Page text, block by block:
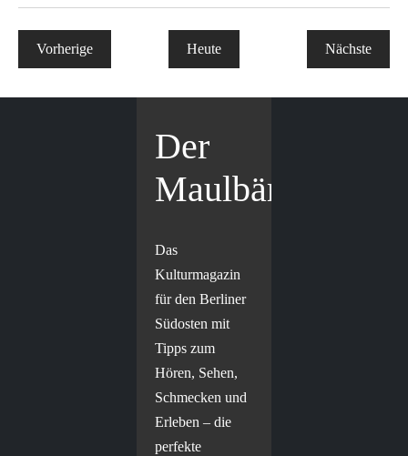
wählen.
Vorherige
Veranstaltungen
Heute
Nächste
Der
Maulbär
Das
Kulturmagazin
für den Berliner
Südosten mit
Tipps zum
Hören, Sehen,
Schmecken und
Erleben – die
perfekte